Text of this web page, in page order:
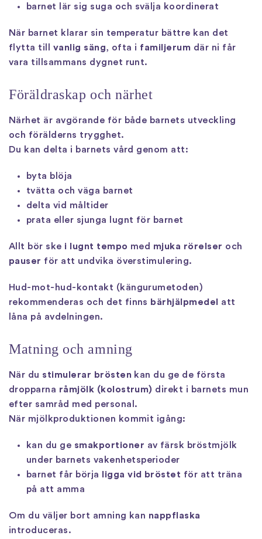
barnet lär sig suga och svälja koordinerat
När barnet klarar sin temperatur bättre kan det
flytta till vanlig säng, ofta i familjerum där ni får
vara tillsammans dygnet runt.
Föräldraskap och närhet
Närhet är avgörande för både barnets utveckling
och förälderns trygghet.
Du kan delta i barnets vård genom att:
byta blöja
tvätta och väga barnet
delta vid måltider
prata eller sjunga lugnt för barnet
Allt bör ske i lugnt tempo med mjuka rörelser och
pauser för att undvika överstimulering.
Hud-mot-hud-kontakt (kängurumetoden)
rekommenderas och det finns bärhjälpmedel
att
låna på avdelningen.
Matning och amning
När du stimulerar brösten kan du ge de första
dropparna råmjölk (kolostrum) direkt i barnets mun
efter samråd med personal.
När mjölkproduktionen kommit igång:
kan du ge smakportioner av färsk bröstmjölk
under barnets vakenhetsperioder
barnet får börja
ligga vid bröstet för att träna
på att amma
Om du väljer bort amning kan nappflaska
introduceras.